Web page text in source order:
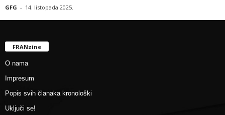
GFG - 14. listopada 2025.
FRANzine
O nama
Impresum
Popis svih članaka kronološki
Uključi se!